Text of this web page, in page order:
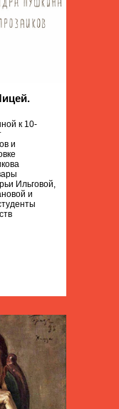
к 10-
и
Ильговой,
и